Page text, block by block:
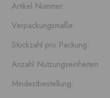
Artikel Nummer:
Verpackungsmaße:
Stückzahl pro Packung:
Anzahl Nutzungseinheiten:
Mindestbestellung: